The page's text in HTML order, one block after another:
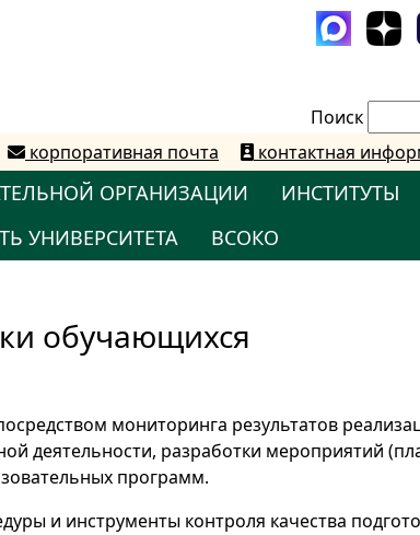
Поиск
корпоративная почта контактная
ОРГАНИЗАЦИИ ИНСТИТУТЫ
УНИВЕРСИТЕТА ВСОКО
обучающихся
мониторинга результатов
деятельности, разработки мероприятий
программ.
и инструменты контроля качества